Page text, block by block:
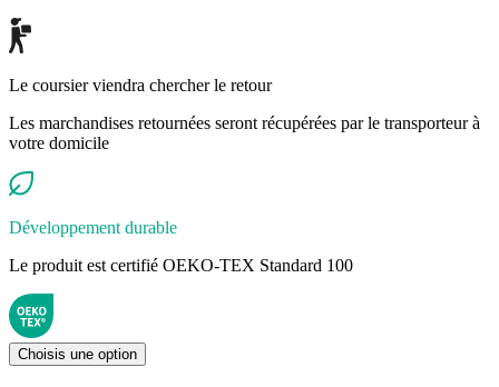
Le coursier viendra chercher le retour
Les marchandises retournées seront récupérées par le transporteur à
votre domicile
Développement durable
Le produit est certifié OEKO-TEX Standard 100
Choisis une option